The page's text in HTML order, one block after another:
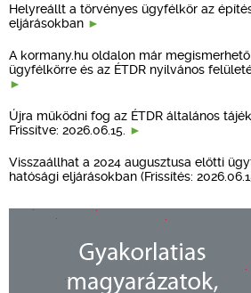
Helyreállt a törvényes ügyfélkör az
eljárásokban
A kormany.hu oldalon már
ügyfélkörre és az ÉTDR nyilvános
Újra működni fog az ÉTDR általános
Frissítve: 2026.06.15.
Visszaállhat a 2024 augusztusa előtti
hatósági eljárásokban (Frissítés: